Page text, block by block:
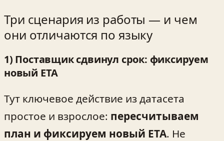
Три сценария из работы — и чем
они отличаются по языку
1) Поставщик сдвинул срок: фиксируем
новый ETA
Тут ключевое действие из датасета
простое и взрослое: пересчитываем
план и фиксируем новый ETA. Не